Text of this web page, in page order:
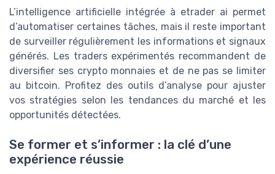
L’intelligence artificielle intégrée à etrader ai permet
d’automatiser certaines tâches, mais il reste important
de surveiller régulièrement les informations et signaux
générés. Les traders expérimentés recommandent de
diversifier ses crypto monnaies et de ne pas se limiter
au bitcoin. Profitez des outils d’analyse pour ajuster
vos stratégies selon les tendances du marché et les
opportunités détectées.
Se former et s’informer : la clé d’une
expérience réussie